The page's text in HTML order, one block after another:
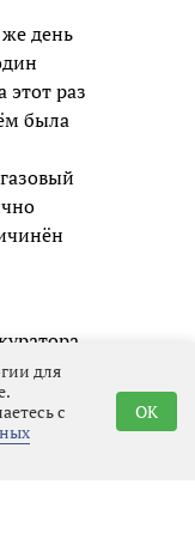
же день
раз
была
для
с
OK